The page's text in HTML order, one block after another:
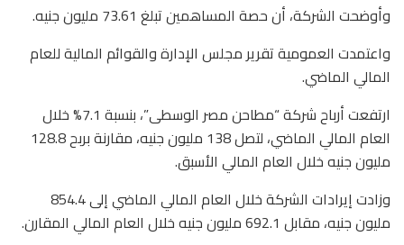
وأوضحت الشركة، أن حصة المساهمين تبلغ 73.61 مليون جنيه.
واعتمدت العمومية تقرير مجلس الإدارة والقوائم المالية للعام
المالي الماضي.
ارتفعت أرباح شركة “مطاحن مصر الوسطى”، بنسبة 7.1% خلال
العام المالي الماضي، لتصل 138 مليون جنيه، مقارنة بربح 128.8
مليون جنيه خلال العام المالي الأسبق.
وزادت إيرادات الشركة خلال العام المالي الماضي إلى 854.4
مليون جنيه، مقابل 692.1 مليون جنيه خلال العام المالي المقارن.